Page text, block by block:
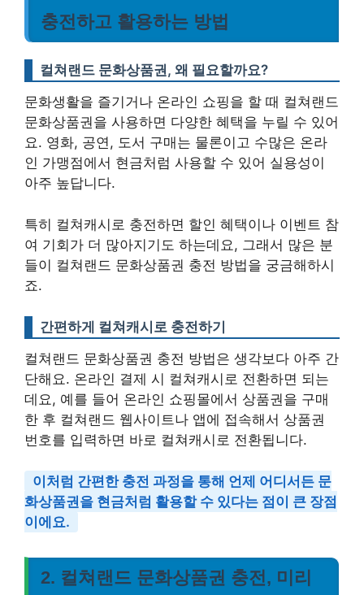
충전하고 활용하는 방법
컬쳐랜드 문화상품권, 왜 필요할까요?
문화생활을 즐기거나 온라인 쇼핑을 할 때 컬쳐랜드
문화상품권을 사용하면 다양한 혜택을 누릴 수 있어
요. 영화, 공연, 도서 구매는 물론이고 수많은 온라
인 가맹점에서 현금처럼 사용할 수 있어 실용성이
아주 높답니다.
특히 컬쳐캐시로 충전하면 할인 혜택이나 이벤트 참
여 기회가 더 많아지기도 하는데요, 그래서 많은 분
들이 컬쳐랜드 문화상품권 충전 방법을 궁금해하시
죠.
간편하게 컬쳐캐시로 충전하기
컬쳐랜드 문화상품권 충전 방법은 생각보다 아주 간
단해요. 온라인 결제 시 컬쳐캐시로 전환하면 되는
데요, 예를 들어 온라인 쇼핑몰에서 상품권을 구매
한 후 컬쳐랜드 웹사이트나 앱에 접속해서 상품권
번호를 입력하면 바로 컬쳐캐시로 전환됩니다.
이처럼 간편한 충전 과정을 통해 언제 어디서든 문
화상품권을 현금처럼 활용할 수 있다는 점이 큰 장점
이에요.
2. 컬쳐랜드 문화상품권 충전, 미리